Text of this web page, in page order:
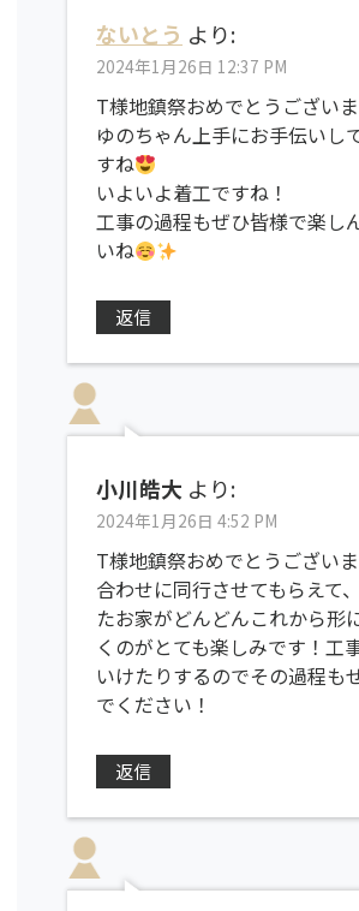
ないとう より:
2024年1月26日 12:37 PM
T様地鎮祭おめでとうござい
ゆのちゃん上手にお手伝いし
すね
いよいよ着工ですね！
工事の過程もぜひ皆様で楽し
いね
返信
小川皓大 より:
2024年1月26日 4:52 PM
T様地鎮祭おめでとうござい
合わせに同行させてもらえて
たお家がどんどんこれから形
くのがとても楽しみです！工
いけたりするのでその過程も
でください！
返信